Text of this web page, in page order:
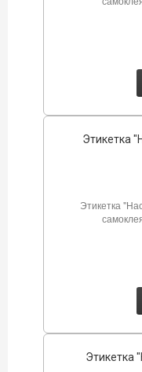
Этикетка
Этикетка
Этикетка